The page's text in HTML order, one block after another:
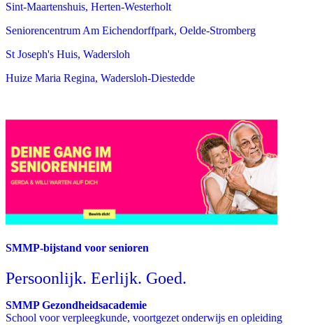
Sint-Maartenshuis, Herten-Westerholt
Seniorencentrum Am Eichendorffpark, Oelde-Stromberg
St Joseph's Huis, Wadersloh
Huize Maria Regina, Wadersloh-Diestedde
SMMP-bijstand voor senioren
Persoonlijk. Eerlijk. Goed.
SMMP Gezondheidsacademie
School voor verpleegkunde, voortgezet onderwijs en opleiding